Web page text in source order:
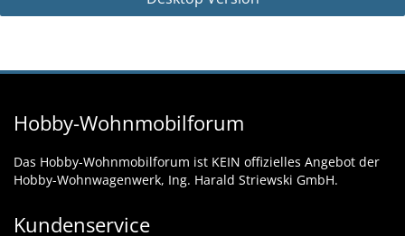
Hobby-Wohnmobilforum
Das Hobby-Wohnmobilforum ist KEIN offizielles Angebot der
Hobby-Wohnwagenwerk, Ing. Harald Striewski GmbH.
Kundenservice